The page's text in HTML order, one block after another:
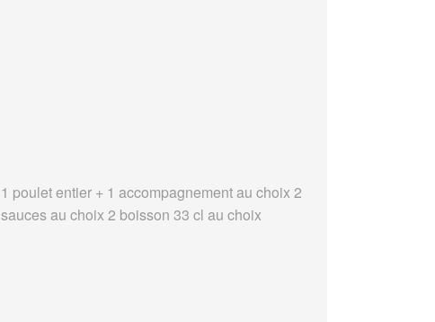
1 poulet entier + 1 accompagnement au choix 2
sauces au choix 2 boisson 33 cl au choix